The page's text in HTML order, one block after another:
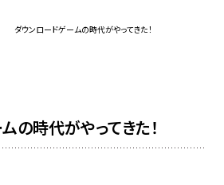
ダウンロードゲームの時代がやってきた！
の時代がやってきた！